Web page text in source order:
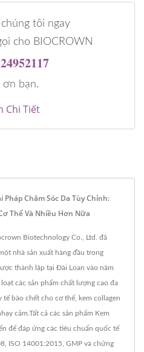
tôi ngay
cho BIOCROWN
ơn bạn.
Chi Tiết
Chăm Sóc Da Tùy Chỉnh:
Thể Và Nhiều Hơn Nữa
Biotechnology Co., Ltd. đã
nhà sản xuất hàng đầu trong
thành lập tại Đài Loan vào năm
các sản phẩm chất lượng cao đa
tế bào chết cho cơ thể, kem collagen
cảm.Tất cả các sản phẩm Kem
để đáp ứng các tiêu chuẩn quốc tế
ISO 14001:2015, GMP và chứng